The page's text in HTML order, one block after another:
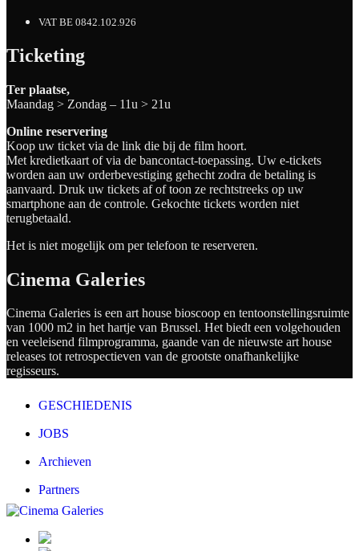
VAT BE 0842.102.926
Ticketing
Ter plaatse,
Maandag > Zondag – 11u > 21u
Online reservering
Koop uw ticket via de link die bij de film hoort.
Met kredietkaart of via de bancontact-toepassing. Uw e-tickets
worden aan uw orderbevestiging gehecht zodra de betaling is
aanvaard. Druk uw tickets af of toon ze rechtstreeks op uw
smartphone aan de controle. Gekochte tickets worden niet
terugbetaald.
Het is niet mogelijk om per telefoon te reserveren.
Cinema Galeries
Cinema Galeries is een art house bioscoop en tentoonstellingsruimte
van 1000 m2 in het hartje van Brussel. Het biedt een volgehouden
en veeleisend filmprogramma, gaande van de nieuwste art house
releases tot retrospectieven van de grootste onafhankelijke
regisseurs.
GESCHIEDENIS
JOBS
Archieven
Partners